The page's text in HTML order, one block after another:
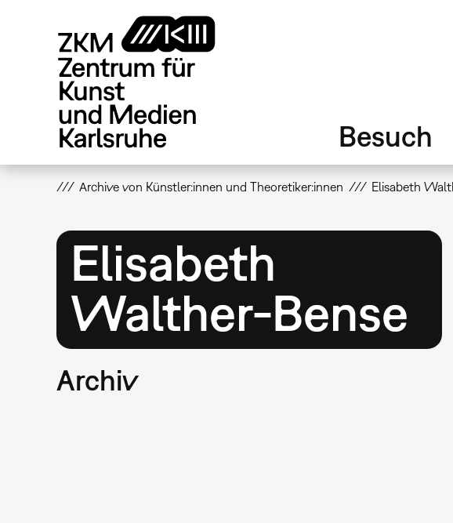
Besuch
Archive von Künstler:innen und Theoretiker:innen Elisabeth
Elisabeth
Walther-Bense
Archiv